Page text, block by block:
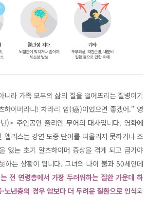
니라 가족 모두의 삶의 질을 떨어뜨리는 질병이기
하이머라니! 차라리 암(癌)이었으면 좋겠어.” 영
)> 주인공인 줄리안 무어의 대사입니다. 영화에
앨리스는 강연 도중 단어를 떠올리지 못하거나 조
잃는 초기 알츠하이머 증상을 겪게 되고 급기야
하는 상황이 됩니다. 그녀의 나이 불과 50세인데
전 연령층에서 가장 두려워하는 질환 가운데 하
노년층의 경우 암보다 더 두려운 질환으로 인식되